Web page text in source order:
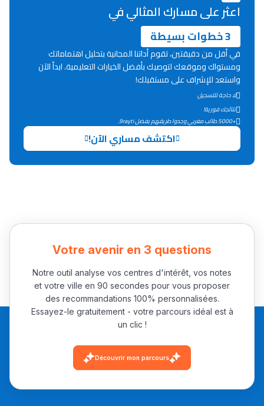
Interviews/Vidéos
+ de 89 Interviews/Vidéos
دليل المهن
ما يزيد عن 149 مهنة
دليل التوجيه
التوجيه بالثانوي و الإعدادي
Ki Derti Liha
باش تقدر تساعد الناس
يلقاو التوازن من الدّاخل
ومن الخارج، بشرى
أمسكين بنات مسارها
خطوة بخطوة - مترجم
القراية و الخدمة فمجال
اعثر على مسارك المثالي في
3 خطوات بسيطة
في أقل من دقيقتين، تقوم أداتنا المجانية بتحليل اهتماماتك
ومستواك وموقعك لتوصيك بأفضل الخيارات التعليمية. ابدأ الآن
واستعد للإشراف على مستقبلك!
لا حاجة للتسجيل
نتائجك فورية!
+5000 طالب مغربي وجدوا طريقهم بفضل 9rayti.
اكتشف مساري الآن!
Votre avenir en 3 questions
Notre outil analyse vos centres d'intérêt, vos notes
et votre ville en 90 secondes pour vous proposer
des recommandations 100% personnalisées.
Essayez-le gratuitement - votre parcours idéal est à
un clic !
Découvrir mon parcours